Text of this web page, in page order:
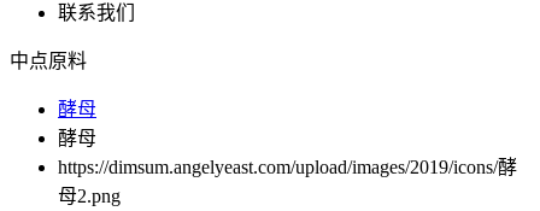
联系我们
中点原料
酵母
酵母
https://dimsum.angelyeast.com/upload/images/2019/icons/酵
母2.png